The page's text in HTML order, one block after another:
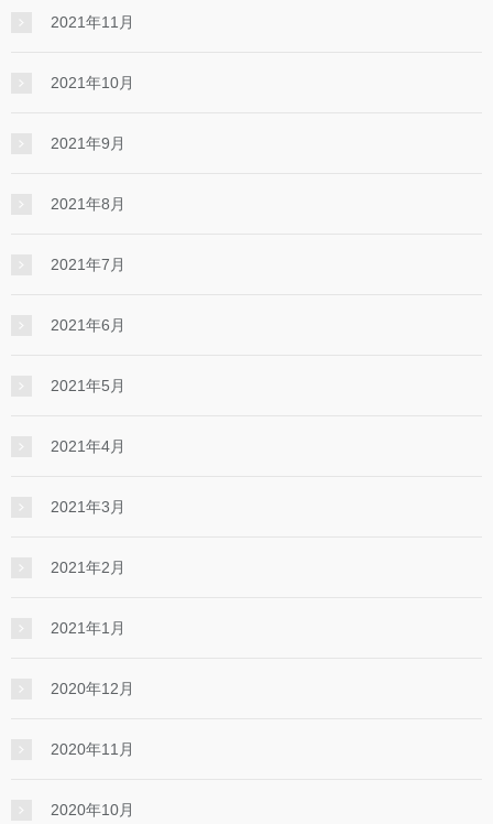
2021年11月
2021年10月
2021年9月
2021年8月
2021年7月
2021年6月
2021年5月
2021年4月
2021年3月
2021年2月
2021年1月
2020年12月
2020年11月
2020年10月